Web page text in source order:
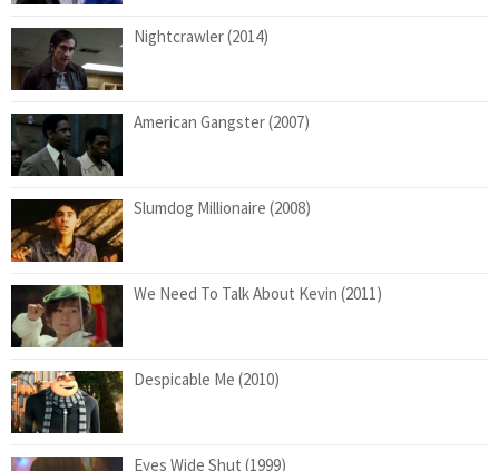
Nightcrawler (2014)
American Gangster (2007)
Slumdog Millionaire (2008)
We Need To Talk About Kevin (2011)
Despicable Me (2010)
Eyes Wide Shut (1999)